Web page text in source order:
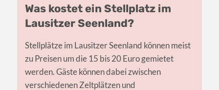
Was kostet ein Stellplatz im
Lausitzer Seenland?
Stellplätze im Lausitzer Seenland können meist
zu Preisen um die 15 bis 20 Euro gemietet
werden. Gäste können dabei zwischen
verschiedenen Zeltplätzen und